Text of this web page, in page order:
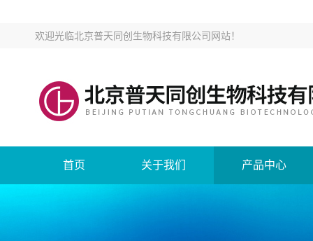
欢迎光临北京普天同创生物科技有限公司网站！
首页 关于我们 产品中心